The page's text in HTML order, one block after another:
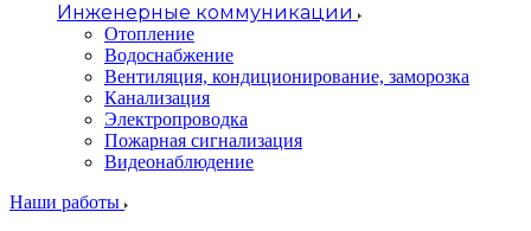
Инженерные коммуникации
Отопление
Водоснабжение
Вентиляция, кондиционирование, заморозка
Канализация
Электропроводка
Пожарная сигнализация
Видеонаблюдение
Наши работы